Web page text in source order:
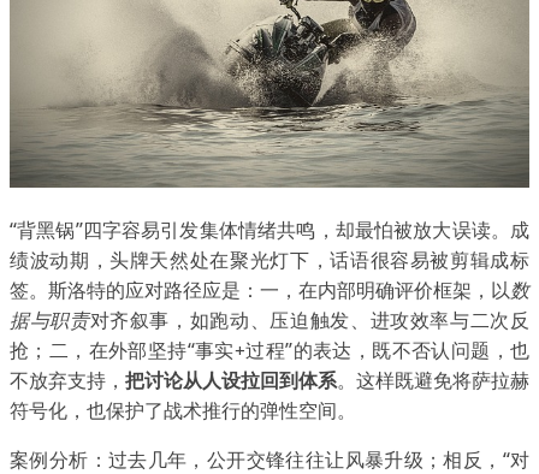
“背黑锅”四字容易引发集体情绪共鸣，却最怕被放大误读。成
绩波动期，头牌天然处在聚光灯下，话语很容易被剪辑成标
签。斯洛特的应对路径应是：一，在内部明确评价框架，以数
据与职责对齐叙事，如跑动、压迫触发、进攻效率与二次反
抢；二，在外部坚持“事实+过程”的表达，既不否认问题，也
不放弃支持， 把讨论从人设拉回到体系。这样既避免将萨拉赫
符号化，也保护了战术推行的弹性空间。
案例分析：过去几年，公开交锋往往让风暴升级；相反，“对